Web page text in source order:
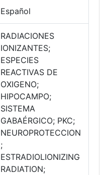
Español
RADIACIONES
IONIZANTES;
ESPECIES
REACTIVAS DE
OXIGENO;
HIPOCAMPO;
SISTEMA
GABAÉRGICO; PKC;
NEUROPROTECCION
;
ESTRADIOLIONIZING
RADIATION;